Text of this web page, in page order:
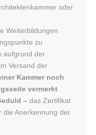
oder
Weiterbildungen
zu
aufgrund der
Versand der
Kammer noch
vermerkt
– das Zertifikat
die Anerkennung der